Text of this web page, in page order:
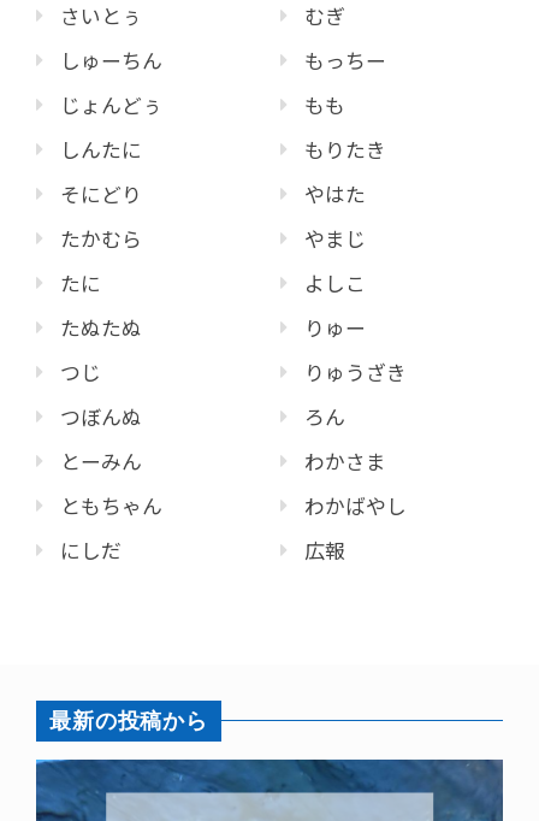
さいとぅ
しゅーちん
じょんどぅ
しんたに
そにどり
たかむら
たに
たぬたぬ
つじ
つぼんぬ
とーみん
ともちゃん
にしだ
むぎ
もっちー
もも
もりたき
やはた
やまじ
よしこ
りゅー
りゅうざき
ろん
わかさま
わかばやし
広報
最新の投稿から